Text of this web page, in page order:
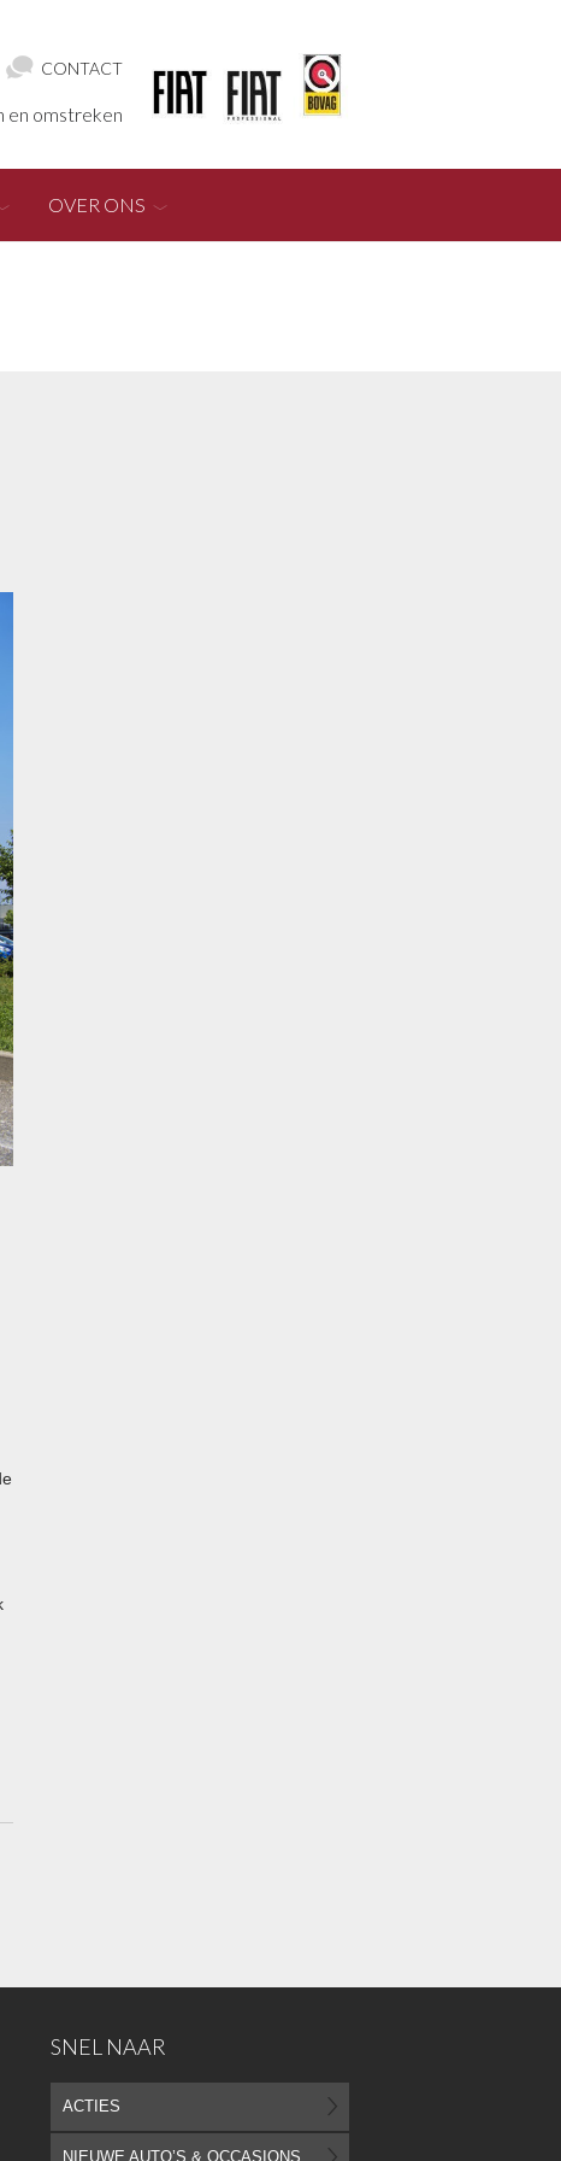
CONTACT
en omstreken
OVER ONS
SNEL NAAR
ACTIES
NIEUWE AUTO’S & OCCASIONS